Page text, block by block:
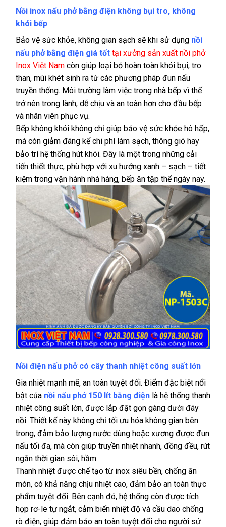
Nồi inox nấu phở bằng điện không bụi tro, không
khói bếp
Bảo vệ sức khỏe, không gian sạch sẽ khi sử dụng nồi
nấu phở bằng điện giá tốt tại xưởng sản xuất nồi phở
Inox Việt Nam còn giúp loại bỏ hoàn toàn khói bụi, tro
than, mùi khét sinh ra từ các phương pháp đun nấu
truyền thống. Môi trường làm việc trong nhà bếp vì thế
trở nên trong lành, dễ chịu và an toàn hơn cho đầu bếp
và nhân viên phục vụ.
Bếp không khói không chỉ giúp bảo vệ sức khỏe hô hấp,
mà còn giảm đáng kể chi phí làm sạch, thông gió hay
bảo trì hệ thống hút khói. Đây là một trong những cải
tiến thiết thực, phù hợp với xu hướng xanh – sạch – tiết
kiệm trong vận hành nhà hàng, bếp ăn tập thể ngày nay.
Nồi điện nấu phở có cây thanh nhiệt công suất lớn
Gia nhiệt mạnh mẽ, an toàn tuyệt đối. Điểm đặc biệt nổi
bật của nồi nấu phở 150 lít bằng điện là hệ thống thanh
nhiệt công suất lớn, được lắp đặt gọn gàng dưới đáy
nồi. Thiết kế này không chỉ tối ưu hóa không gian bên
trong, đảm bảo lượng nước dùng hoặc xương được đun
nấu tối đa, mà còn giúp truyền nhiệt nhanh, đồng đều, rút
ngắn thời gian sôi, hầm.
Thanh nhiệt được chế tạo từ inox siêu bền, chống ăn
mòn, có khả năng chịu nhiệt cao, đảm bảo an toàn thực
phẩm tuyệt đối. Bên cạnh đó, hệ thống còn được tích
hợp rơ-le tự ngắt, cảm biến nhiệt độ và cầu dao chống
rò điện, giúp đảm bảo an toàn tuyệt đối cho người sử